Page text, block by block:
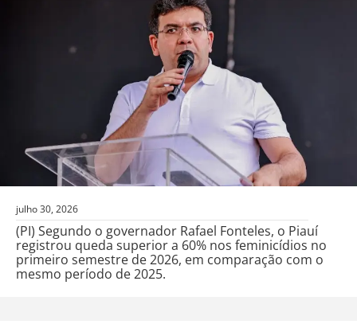
julho 30, 2026
(PI) Segundo o governador Rafael Fonteles, o Piauí
registrou queda superior a 60% nos feminicídios no
primeiro semestre de 2026, em comparação com o
mesmo período de 2025.